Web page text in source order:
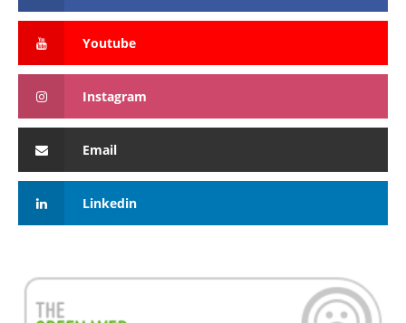
Youtube
Instagram
Email
Linkedin